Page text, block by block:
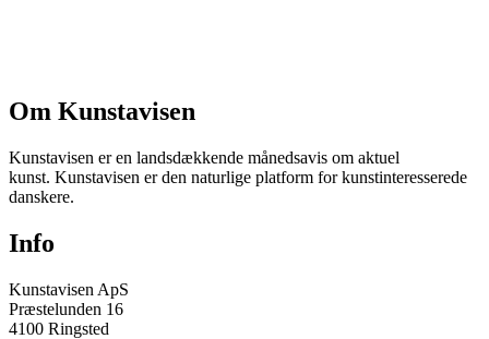
Om Kunstavisen
Kunstavisen er en landsdækkende månedsavis om aktuel
kunst. Kunstavisen er den naturlige platform for kunstinteresserede
danskere.
Info
Kunstavisen ApS
Præstelunden 16
4100 Ringsted